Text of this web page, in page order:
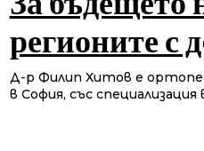
регионите с
Д-р Филип Хитов е
в София, със